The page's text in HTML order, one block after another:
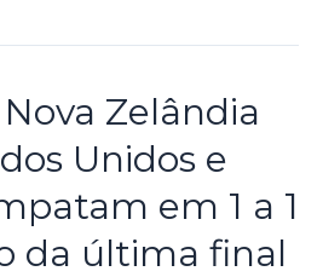
Zelândia
Unidos e
em 1 a 1
da última final